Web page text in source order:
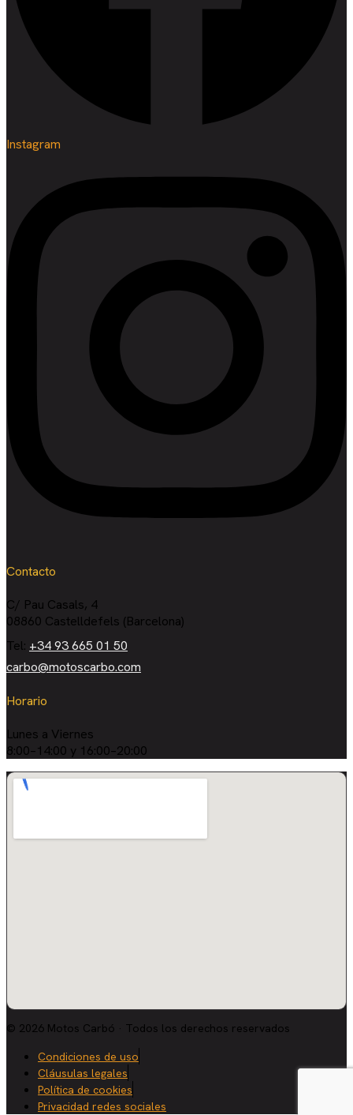
Instagram
Contacto
C/ Pau Casals, 4
08860 Castelldefels (Barcelona)
Tel: +34 93 665 01 50
carbo@motoscarbo.com
Horario
Lunes a Viernes
8:00–14:00 y 16:00–20:00
© 2026 Motos Carbó · Todos los derechos reservados
Condiciones de uso
Cláusulas legales
Política de cookies
Privacidad redes sociales